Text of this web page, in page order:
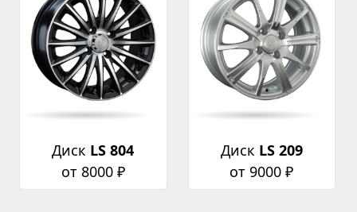
Диск LS 804
от 8000 ₽
Диск LS 209
от 9000 ₽